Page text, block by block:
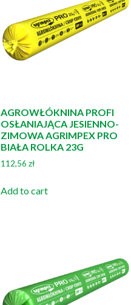
AGROWŁÓKNINA PROFI
OSŁANIAJĄCA JESIENNO-
ZIMOWA AGRIMPEX PRO
BIAŁA ROLKA 23G
112,56 zł
Add to cart